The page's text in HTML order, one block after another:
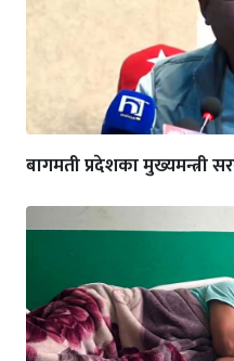
बागमती प्रदेशका मुख्यमन्त्री